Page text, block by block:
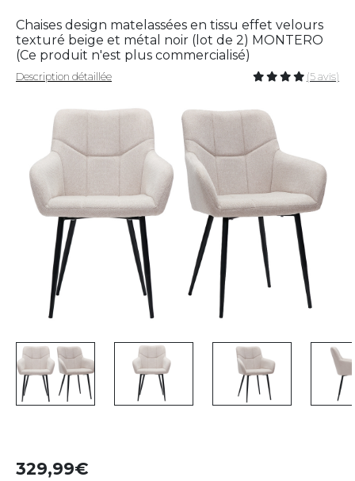
Chaises design matelassées en tissu effet velours
texturé beige et métal noir (lot de 2) MONTERO
(Ce produit n'est plus commercialisé)
Description détaillée (5 avis)
329,99